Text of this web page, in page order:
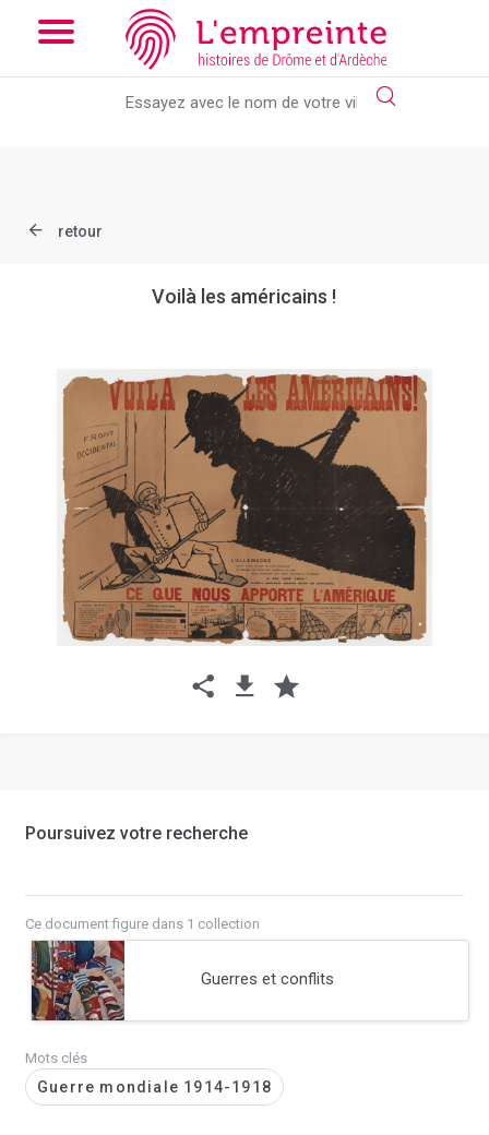
Array ( [slug] => document [ref] => AD026_1Num_00984_049 )
// Add the new slick-theme.css if you want the default styling
retour
Voilà les américains !
Poursuivez votre recherche
Ce document figure dans 1 collection
Guerres et conflits
Mots clés
Guerre mondiale 1914-1918